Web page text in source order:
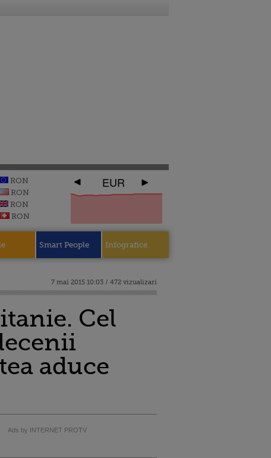
RON
RON
RON
RON
EUR
Smart People Infografice
7 mai 2015 10:03 / 472 vizualizari
Cel
aduce
Ads by INTERNET PROTV